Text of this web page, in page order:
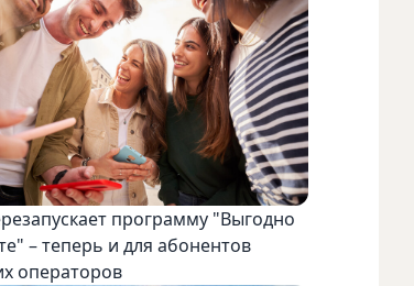
программу "Выгодно
– теперь и для абонентов
операторов